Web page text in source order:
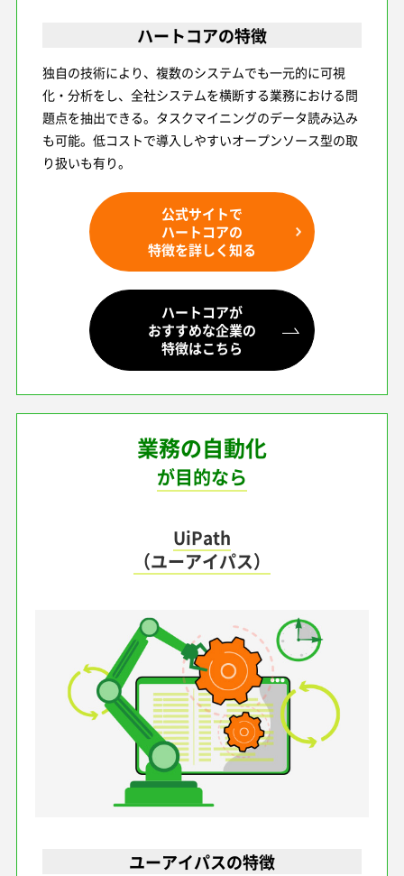
ハートコアの特徴
独自の技術により、複数のシステムでも一元的に可視
化・分析をし、全社システムを横断する業務における問
題点を抽出できる。タスクマイニングのデータ読み込み
も可能。低コストで導入しやすいオープンソース型の取
り扱いも有り。
公式サイトで
ハートコアの
特徴を詳しく知る
ハートコアが
おすすめな企業の
特徴はこちら
業務の自動化
が目的なら
UiPath
（ユーアイパス）
ユーアイパスの特徴